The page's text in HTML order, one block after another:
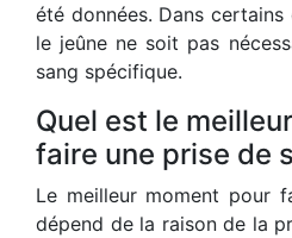
été données. Dans
le jeûne ne soit pas
sang spécifique.
Quel est le
faire une prise de
Le meilleur moment pour
dépend de la raison de la